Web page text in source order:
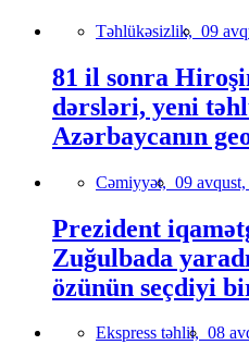
Təhlükəsizlik, 09
81 il sonra
dərsləri, yeni
Azərbaycanın
Cəmiyyət, 09
Prezident
Zuğulbada
özünün seçdiyi
Ekspress təhlil, 08